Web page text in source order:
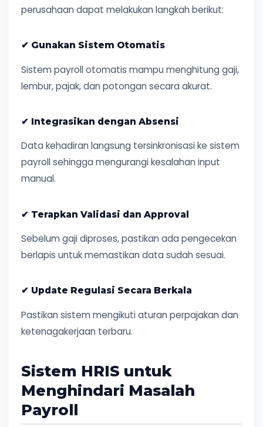
perusahaan dapat melakukan langkah berikut:
✔ Gunakan Sistem Otomatis
Sistem payroll otomatis mampu menghitung gaji,
lembur, pajak, dan potongan secara akurat.
✔ Integrasikan dengan Absensi
Data kehadiran langsung tersinkronisasi ke sistem
payroll sehingga mengurangi kesalahan input
manual.
✔ Terapkan Validasi dan Approval
Sebelum gaji diproses, pastikan ada pengecekan
berlapis untuk memastikan data sudah sesuai.
✔ Update Regulasi Secara Berkala
Pastikan sistem mengikuti aturan perpajakan dan
ketenagakerjaan terbaru.
Sistem HRIS untuk
Menghindari Masalah
Payroll